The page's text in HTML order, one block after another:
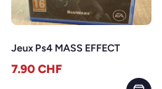
Jeux Ps4 MASS EFFECT
7.90 CHF